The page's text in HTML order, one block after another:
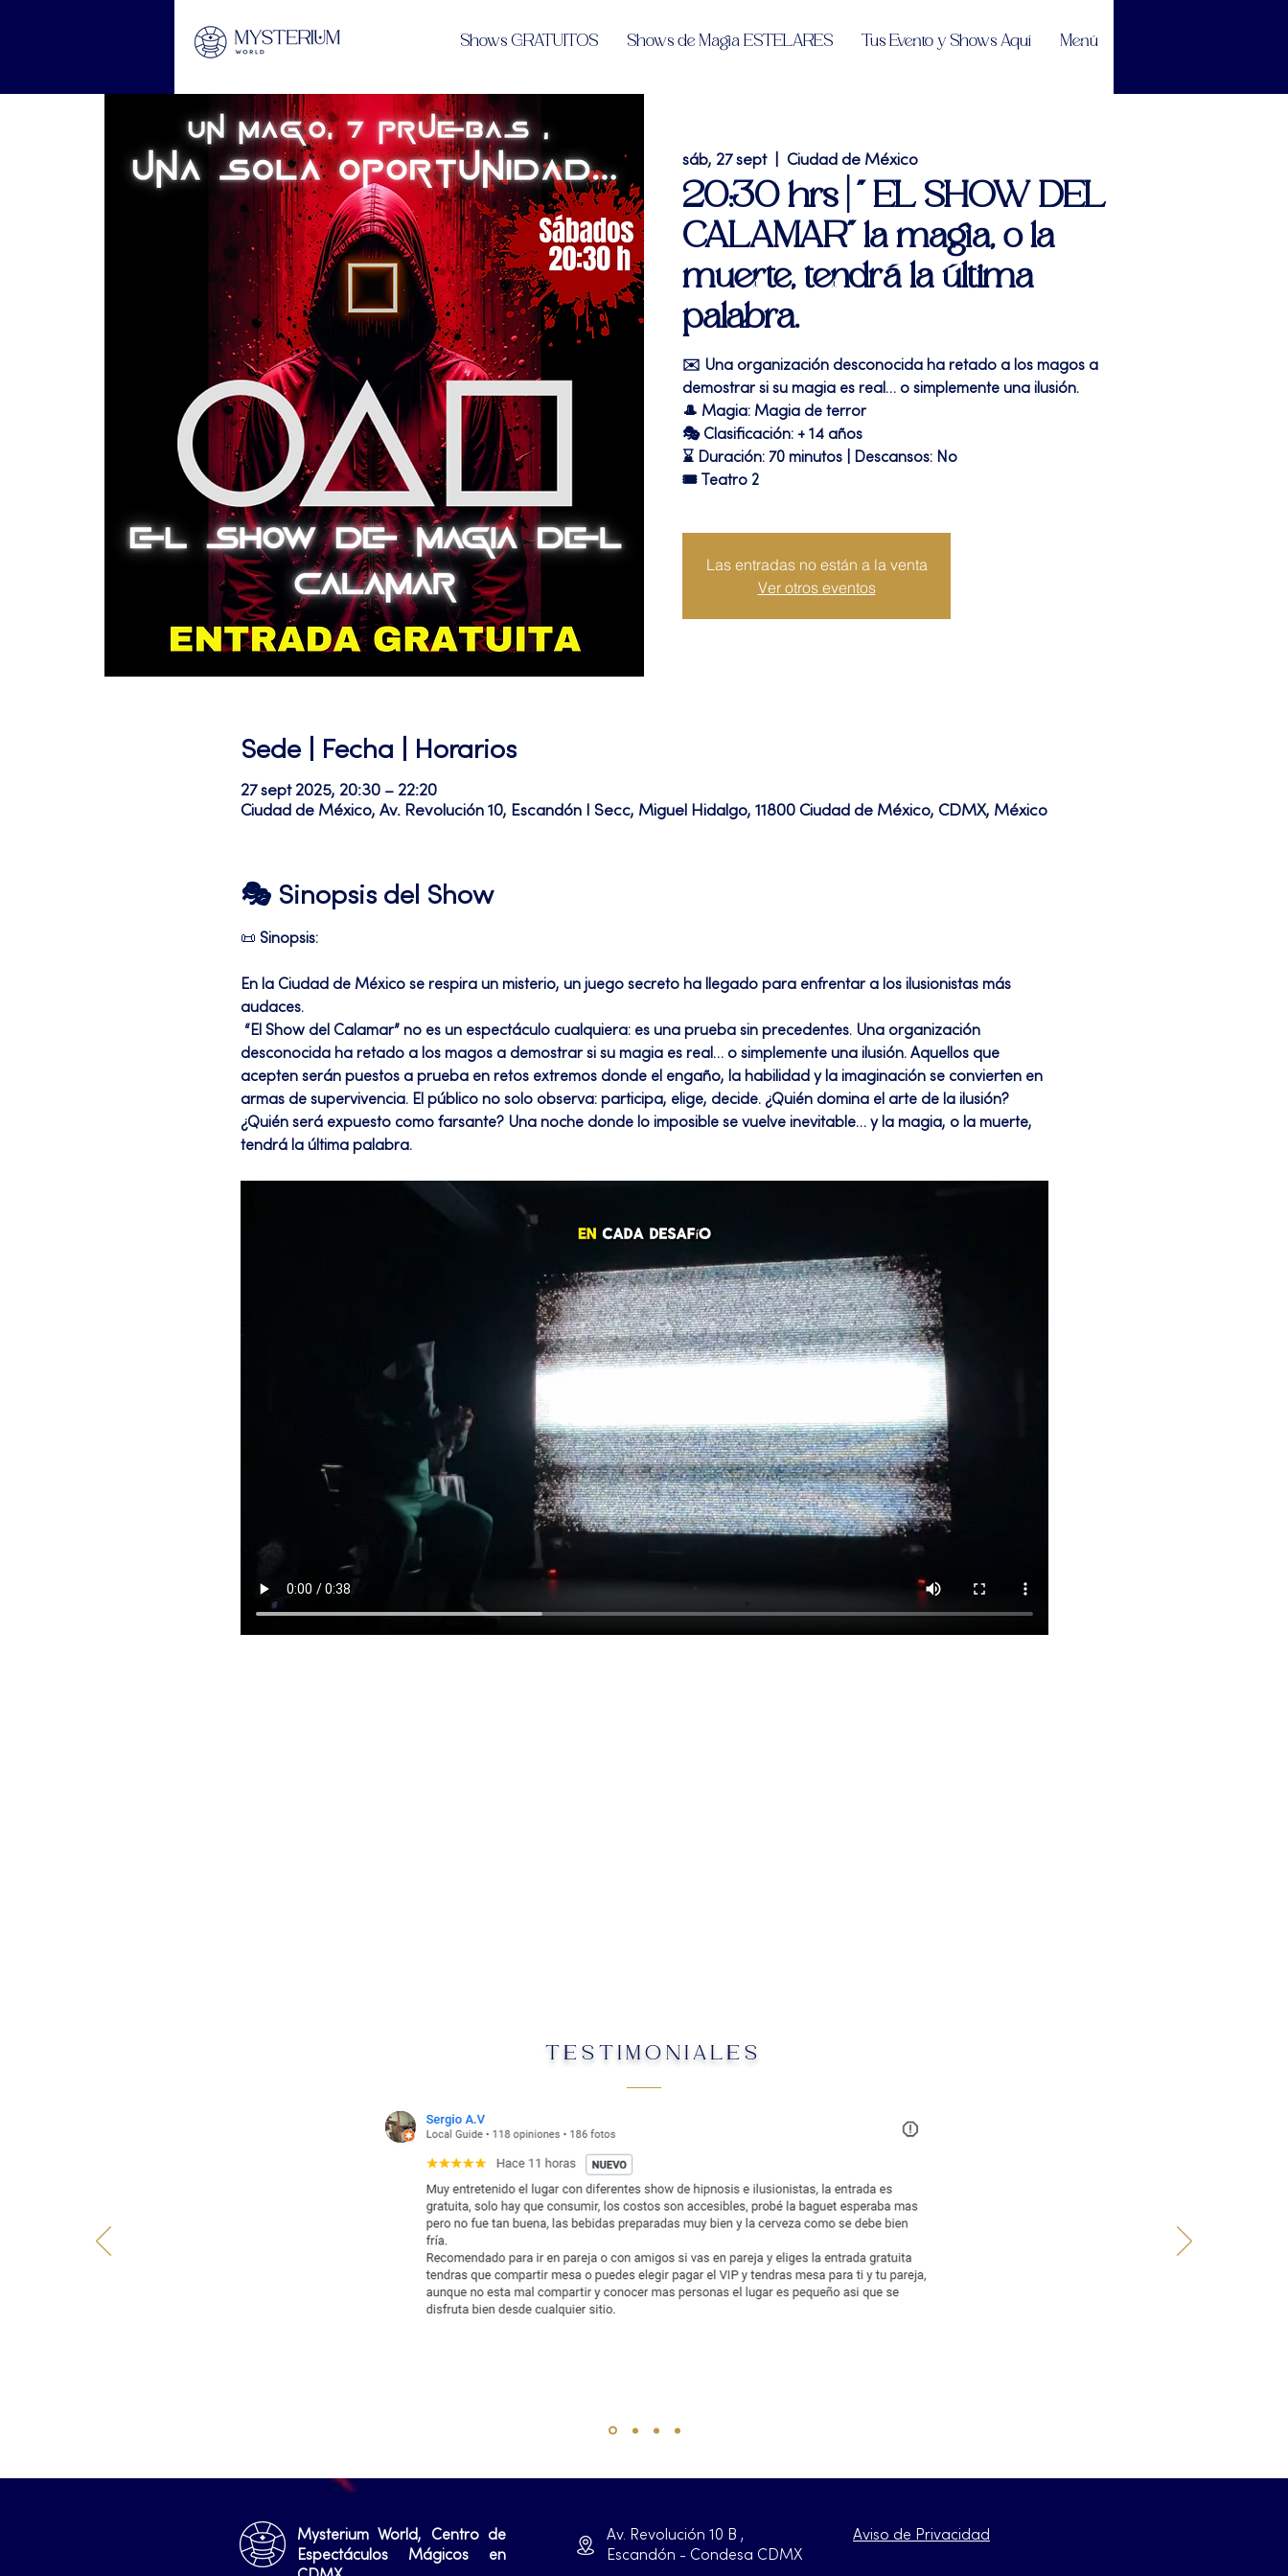
Shows GRATUITOS Shows de Magia ESTELARES Tus Evento y Shows Aquí Menú
sáb, 27 sept
  |
Ciudad de México
20:30 hrs | " EL SHOW DEL
CALAMAR" la magia, o la
muerte, tendrá la última
palabra.
✉️ Una organización desconocida ha retado a los magos a
demostrar si su magia es real… o simplemente una ilusión.
🎩 Magia: Magia de terror
🎭 Clasificación: + 14 años
⌛ Duración: 70 minutos | Descansos: No
🎟 Teatro 2
Las entradas no están a la venta
Ver otros eventos
Sede | Fecha | Horarios
27 sept 2025, 20:30 – 22:20
Ciudad de México, Av. Revolución 10, Escandón I Secc, Miguel Hidalgo, 11800 Ciudad de México, CDMX, México
🎭 Sinopsis del Show
📜 Sinopsis:
En la Ciudad de México se respira un misterio, un juego secreto ha llegado para enfrentar a los ilusionistas más
audaces.
desconocida ha retado a los magos a demostrar si su magia es real… o simplemente una ilusión. Aquellos que
acepten serán puestos a prueba en retos extremos donde el engaño, la habilidad y la imaginación se convierten en
armas de supervivencia. El público no solo observa: participa, elige, decide. ¿Quién domina el arte de la ilusión?
¿Quién será expuesto como farsante? Una noche donde lo imposible se vuelve inevitable… y la magia, o la muerte,
tendrá la última palabra.
TESTIMONIALES
Mysterium World, Centro de
Espectáculos Mágicos en
Av. Revolución 10 B ,
Escandón - Condesa CDMX
Aviso de Privacidad